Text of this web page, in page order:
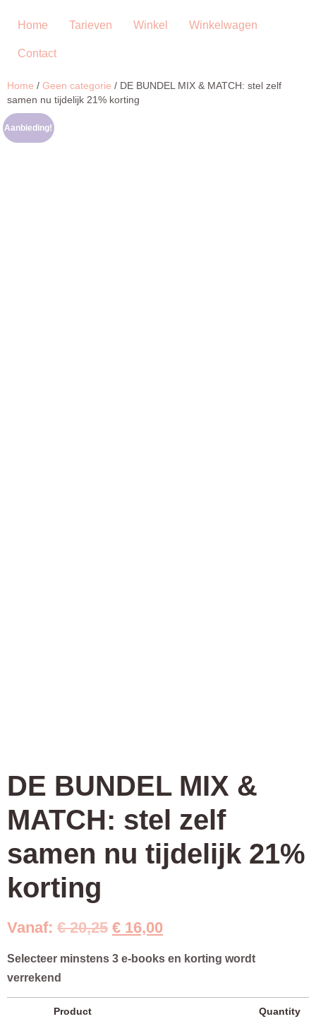
naar
inhoud
Home Tarieven Winkel Winkelwagen
Contact
Home / Geen categorie / DE BUNDEL MIX & MATCH: stel zelf
samen nu tijdelijk 21% korting
Aanbieding!
DE BUNDEL MIX &
MATCH: stel zelf
samen nu tijdelijk 21%
korting
Vanaf: €20,25 Oorspronkelijke
prijs
€ 20,25.
€ 16,00Huidige
prijs
€ 16,00.
Selecteer minstens 3 e-books en korting wordt
verrekend
Product Quantity